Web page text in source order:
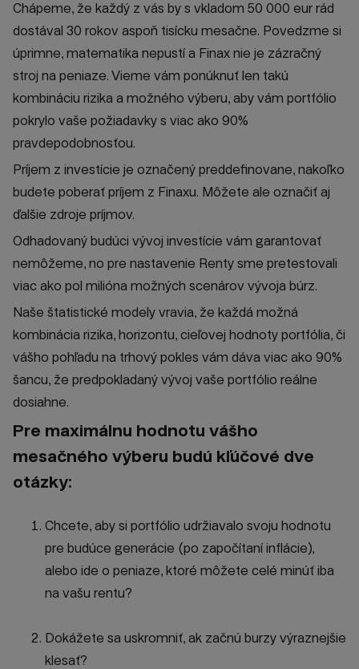
Chápeme, že každý z vás by s vkladom 50 000 eur rád
dostával 30 rokov aspoň tisícku mesačne. Povedzme si
úprimne, matematika nepustí a Finax nie je zázračný
stroj na peniaze. Vieme vám ponúknuť len takú
kombináciu rizika a možného výberu, aby vám portfólio
pokrylo vaše požiadavky s viac ako 90%
pravdepodobnosťou.
Príjem z investície je označený preddefinovane, nakoľko
budete poberať príjem z Finaxu. Môžete ale označiť aj
ďalšie zdroje príjmov.
Odhadovaný budúci vývoj investície vám garantovať
nemôžeme, no pre nastavenie Renty sme pretestovali
viac ako pol milióna možných scenárov vývoja búrz.
Naše štatistické modely vravia, že každá možná
kombinácia rizika, horizontu, cieľovej hodnoty portfólia, či
vášho pohľadu na trhový pokles vám dáva viac ako 90%
šancu, že predpokladaný vývoj vaše portfólio reálne
dosiahne.
Pre maximálnu hodnotu vášho
mesačného výberu budú kľúčové dve
otázky:
Chcete, aby si portfólio udržiavalo svoju hodnotu
pre budúce generácie (po započítaní inflácie),
alebo ide o peniaze, ktoré môžete celé minúť iba
na vašu rentu?
Dokážete sa uskromniť, ak začnú burzy výraznejšie
klesať?